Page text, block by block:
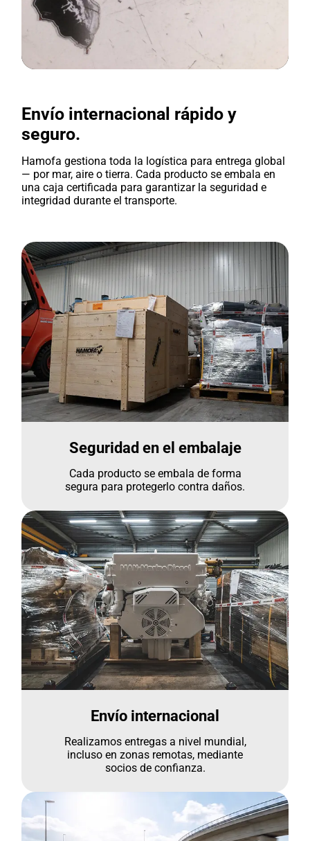
Envío internacional rápido y
seguro.
Hamofa gestiona toda la logística para entrega global
— por mar, aire o tierra. Cada producto se embala en
una caja certificada para garantizar la seguridad e
integridad durante el transporte.
Seguridad en el embalaje
Cada producto se embala de forma
segura para protegerlo contra daños.
Envío internacional
Realizamos entregas a nivel mundial,
incluso en zonas remotas, mediante
socios de confianza.